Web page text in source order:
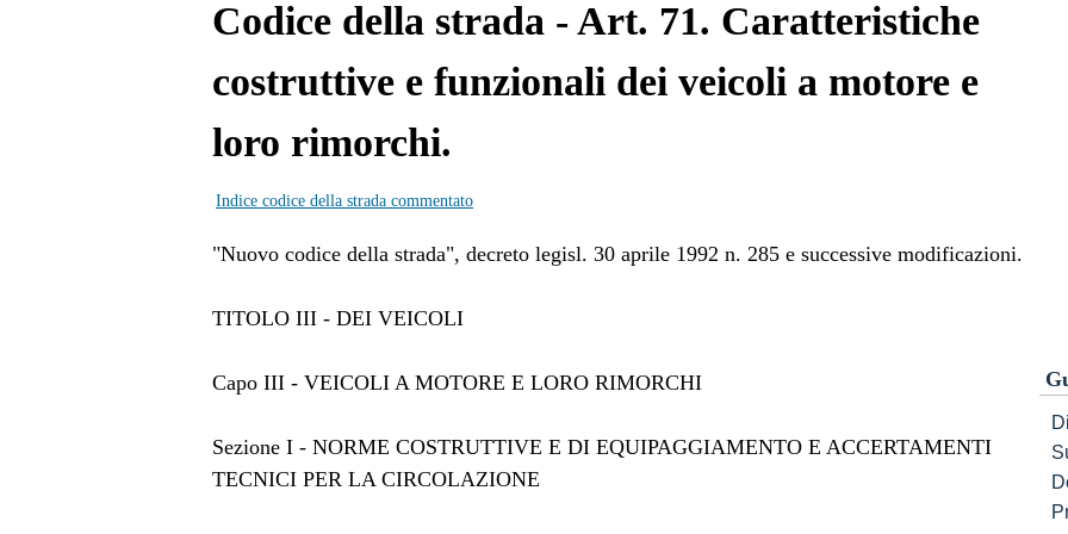
Codice della strada - Art. 71. Caratteristiche
costruttive e funzionali dei veicoli a motore e
loro rimorchi.
Indice codice della strada commentato
"Nuovo codice della strada", decreto legisl. 30 aprile 1992 n. 285 e successive modificazioni.
TITOLO III - DEI VEICOLI
Capo III - VEICOLI A MOTORE E LORO RIMORCHI
Sezione I - NORME COSTRUTTIVE E DI EQUIPAGGIAMENTO E ACCERTAMENTI
TECNICI PER LA CIRCOLAZIONE